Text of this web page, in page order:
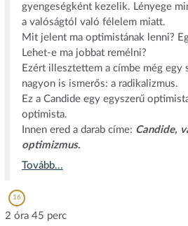
gyengeségként kezelik. Lényege
a valóságtól való félelem miatt.
Mit jelent ma optimistának lenni?
Lehet-e ma jobbat remélni?
Ezért illesztettem a címbe még egy
nagyon is ismerős: a radikalizmus.
Ez a Candide egy egyszerű
optimista.
Innen ered a darab címe: Candide,
optimizmus.
Tovább...
16
2 óra 45 perc